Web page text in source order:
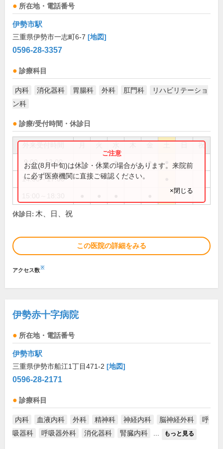
所在地・電話番号
伊勢市駅
三重県伊勢市一志町6-7 [地図]
0596-28-3357
診療科目
内科 消化器科 胃腸科 外科 肛門科
リハビリテーショ
ン科
診療/受付時間・休診日
祝
9:00～12:00 ● ● ● ●
14:00～17:00
お盆(8月中旬)は休診・休業の場合があります。来院前
に必ず医療機関に直接ご確認ください。
×閉じる
休診日: 木、日、祝
この医院の詳細をみる
アクセス数※
伊勢赤十字病院
所在地・電話番号
伊勢市駅
三重県伊勢市船江1丁目471-2 [地図]
0596-28-2171
診療科目
内科 血液内科 外科 精神科 神経内科 脳神経外科
呼
吸器科
呼吸器外科 消化器科 腎臓内科 もっと見る